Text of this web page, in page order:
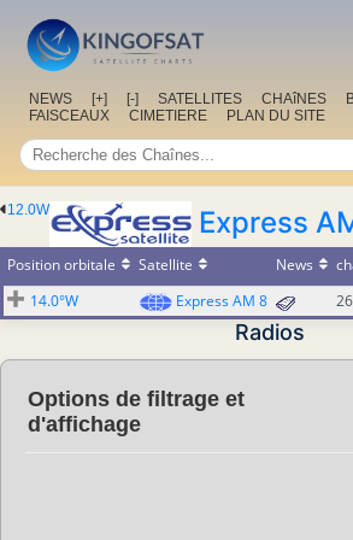
NEWS [+] [-] SATELLITES CHAîNES
FAISCEAUX
CIMETIERE PLAN DU SITE
12.0W Express
Position orbitale Satellite News
14.0°W
Express AM 8 26
Radios
Options de filtrage et
d'affichage